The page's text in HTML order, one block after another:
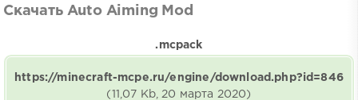
Скачать Auto Aiming Mod
.mcpack
https://minecraft-mcpe.ru/engine/download.php?id=846
(11,07 Kb, 20 марта 2020)